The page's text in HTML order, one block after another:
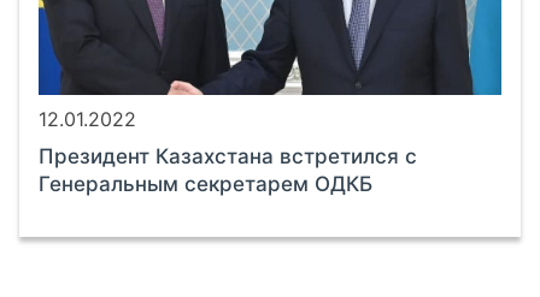
12.01.2022
Президент Казахстана встретился с
Генеральным секретарем ОДКБ